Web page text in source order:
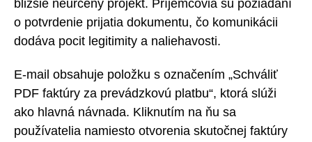
bližšie neurčený projekt. Príjemcovia sú požiadaní
o potvrdenie prijatia dokumentu, čo komunikácii
dodáva pocit legitimity a naliehavosti.
E-mail obsahuje položku s označením „Schváliť
PDF faktúry za prevádzkovú platbu“, ktorá slúži
ako hlavná návnada. Kliknutím na ňu sa
používatelia namiesto otvorenia skutočnej faktúry